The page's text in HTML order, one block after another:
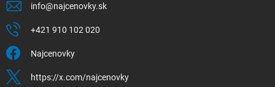
info@najcenovky.sk
+421 910 102 020
Najcenovky
https://x.com/najcenovky